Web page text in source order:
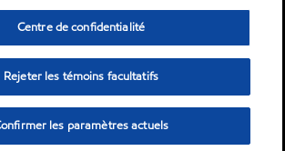
Centre de confidentialité
Rejeter les témoins facultatifs
les paramètres actuels